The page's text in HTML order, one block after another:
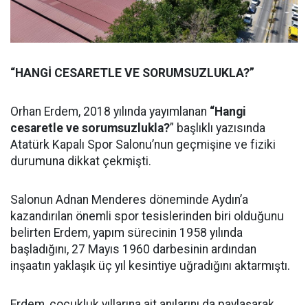
“HANGİ CESARETLE VE SORUMSUZLUKLA?”
Orhan Erdem, 2018 yılında yayımlanan “Hangi
cesaretle ve sorumsuzlukla?” başlıklı yazısında
Atatürk Kapalı Spor Salonu’nun geçmişine ve fiziki
durumuna dikkat çekmişti.
Salonun Adnan Menderes döneminde Aydın’a
kazandırılan önemli spor tesislerinden biri olduğunu
belirten Erdem, yapım sürecinin 1958 yılında
başladığını, 27 Mayıs 1960 darbesinin ardından
inşaatın yaklaşık üç yıl kesintiye uğradığını aktarmıştı.